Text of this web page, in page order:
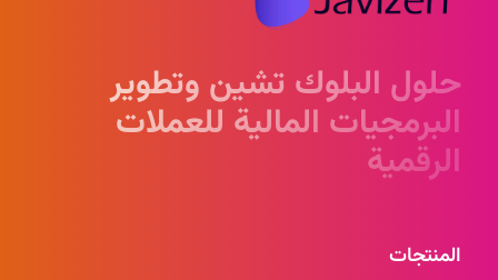
حلول البلوك تشين وتطوير
البرمجيات المالية للعملات
الرقمية
المنتجات